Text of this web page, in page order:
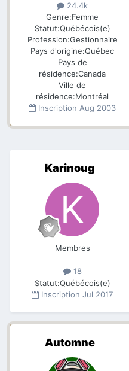
24.4k
Genre:Femme
Statut:Québécois(e)
Profession:Gestionnaire
Pays d'origine:Québec
Pays de
résidence:Canada
Ville de
résidence:Montréal
Inscription Aug 2003
Karinoug
Membres
18
Statut:Québécois(e)
Inscription Jul 2017
Automne